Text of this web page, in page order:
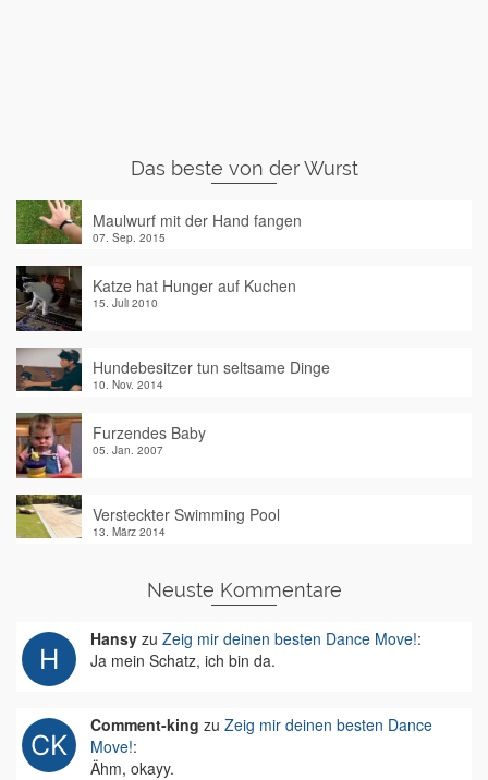
Das beste von der Wurst
Maulwurf mit der Hand fangen
07. Sep. 2015
Katze hat Hunger auf Kuchen
15. Juli 2010
Hundebesitzer tun seltsame Dinge
10. Nov. 2014
Furzendes Baby
05. Jan. 2007
Versteckter Swimming Pool
13. März 2014
Neuste Kommentare
Hansy zu Zeig mir deinen besten Dance Move!:
Ja mein Schatz, ich bin da.
Comment-king zu Zeig mir deinen besten Dance
Move!:
Ähm, okayy.